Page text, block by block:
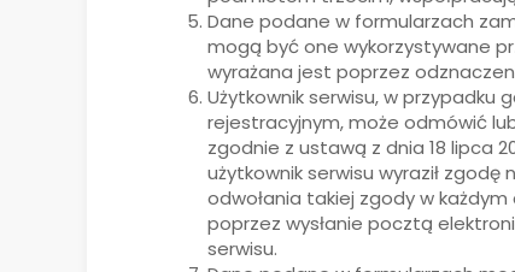
Dane podane w formularzach
mogą być one wykorzystywane
wyrażana jest poprzez
Użytkownik serwisu, w
rejestracyjnym, może odmówić
zgodnie z ustawą z dnia 18 lipca
użytkownik serwisu wyraził
odwołania takiej zgody w
poprzez wysłanie pocztą
serwisu.